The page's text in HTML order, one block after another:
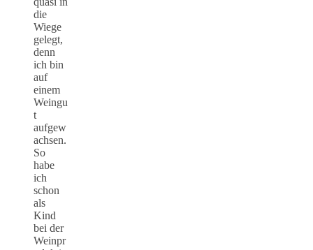
die
Wiege
gelegt,
denn
ich bin
auf
einem
Weingu
t
aufgew
achsen.
So
habe
ich
schon
als
Kind
bei der
Weinpr